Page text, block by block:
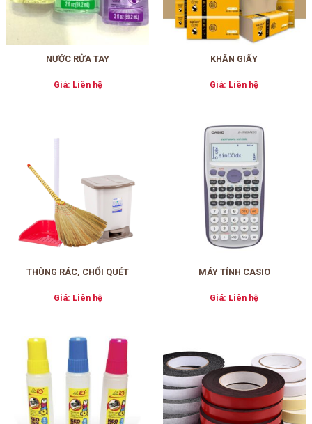
NƯỚC RỬA TAY
Giá: Liên hệ
KHĂN GIẤY
Giá: Liên hệ
THÙNG RÁC, CHỔI QUÉT
Giá: Liên hệ
MÁY TÍNH CASIO
Giá: Liên hệ